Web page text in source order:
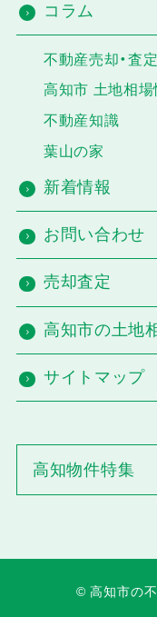
コラム
不動産売却・査
高知市 土地相場
不動産知識
葉山の家
新着情報
お問い合わせ
売却査定
高知市の土地
サイトマップ
高知物件特集
©高知市の